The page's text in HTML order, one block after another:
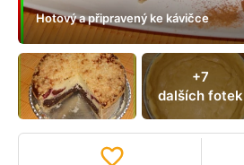
Hotový a připravený ke kávičce
+7
dalších fotek